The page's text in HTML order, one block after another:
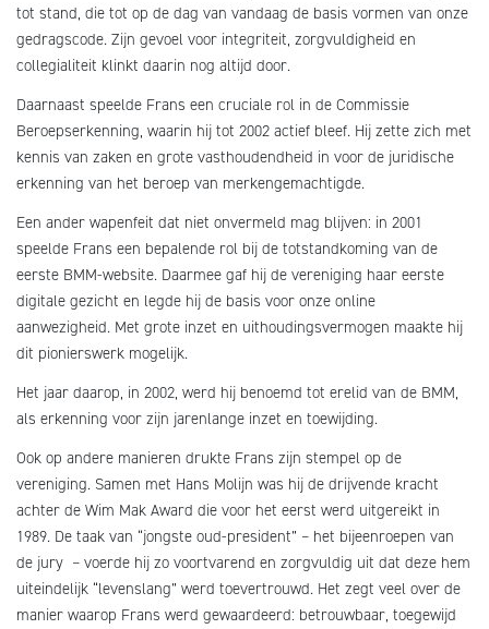
tot stand, die tot op de dag van vandaag de basis vormen van onze
gedragscode. Zijn gevoel voor integriteit, zorgvuldigheid en
collegialiteit klinkt daarin nog altijd door.
Daarnaast speelde Frans een cruciale rol in de Commissie
Beroepserkenning, waarin hij tot 2002 actief bleef. Hij zette zich met
kennis van zaken en grote vasthoudendheid in voor de juridische
erkenning van het beroep van merkengemachtigde.
Een ander wapenfeit dat niet onvermeld mag blijven: in 2001
speelde Frans een bepalende rol bij de totstandkoming van de
eerste BMM-website. Daarmee gaf hij de vereniging haar eerste
digitale gezicht en legde hij de basis voor onze online
aanwezigheid. Met grote inzet en uithoudingsvermogen maakte hij
dit pionierswerk mogelijk.
Het jaar daarop, in 2002, werd hij benoemd tot erelid van de BMM,
als erkenning voor zijn jarenlange inzet en toewijding.
Ook op andere manieren drukte Frans zijn stempel op de
vereniging. Samen met Hans Molijn was hij de drijvende kracht
achter de Wim Mak Award die voor het eerst werd uitgereikt in
1989. De taak van “jongste oud-president” – het bijeenroepen van
de jury – voerde hij zo voortvarend en zorgvuldig uit dat deze hem
uiteindelijk “levenslang” werd toevertrouwd. Het zegt veel over de
manier waarop Frans werd gewaardeerd: betrouwbaar, toegewijd